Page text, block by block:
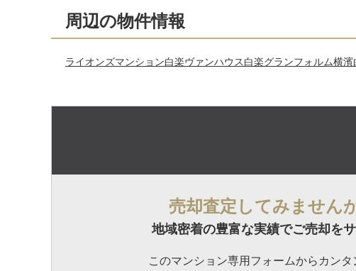
周辺の物件情報
ライオンズマンション白楽ヴァンハウス白楽グランフォルム横濱
売却査定してみません
地域密着の豊富な実績でご売却を
このマンション専用フォームからカンタ